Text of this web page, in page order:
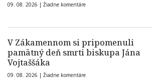
09. 08. 2026 | Žiadne komentáre
V Zákamennom si pripomenuli
pamätný deň smrti biskupa Jána
Vojtaššáka
09. 08. 2026 | Žiadne komentáre